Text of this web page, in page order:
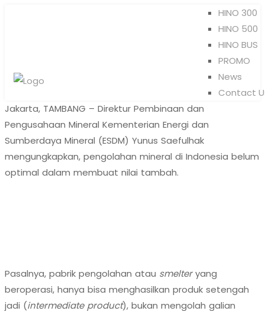
HINO 300
HINO 500
HINO BUS
PROMO
News
Contact
Jakarta, TAMBANG – Direktur Pembinaan dan
Pengusahaan Mineral Kementerian Energi dan
Sumberdaya Mineral (ESDM) Yunus Saefulhak
mengungkapkan, pengolahan mineral di Indonesia belum
optimal dalam membuat nilai tambah.
Pasalnya, pabrik pengolahan atau smelteryang
beroperasi, hanya bisa menghasilkan produk setengah
jadi (intermediate product), bukan mengolah galian